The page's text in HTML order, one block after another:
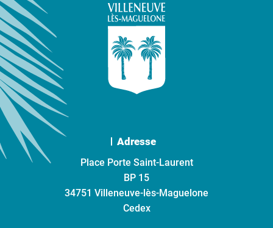
Adresse
Place Porte Saint-Laurent
BP 15
34751 Villeneuve-lès-Maguelone
Cedex